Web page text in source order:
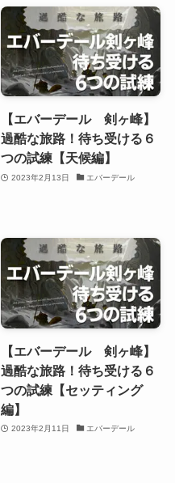
【エバーデール 剣ヶ峰】
過酷な旅路！待ち受ける６
つの試練【天候編】
2023年2月13日 エバーデール
【エバーデール 剣ヶ峰】
過酷な旅路！待ち受ける６
つの試練【セッティング
編】
2023年2月11日 エバーデール